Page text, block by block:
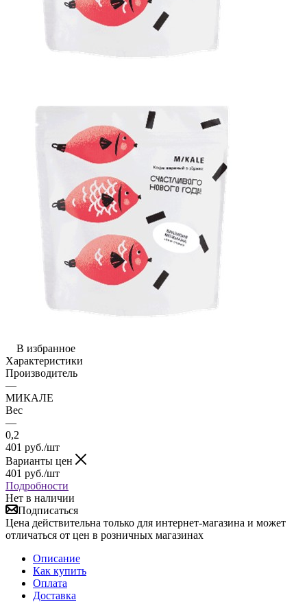
В избранное
Характеристики
Производитель
—
МИКАЛЕ
Вес
—
0,2
401 руб./шт
Варианты цен
401 руб./шт
Подробности
Нет в наличии
Подписаться
Цена действительна только для интернет-магазина и может
отличаться от цен в розничных магазинах
Описание
Как купить
Оплата
Доставка